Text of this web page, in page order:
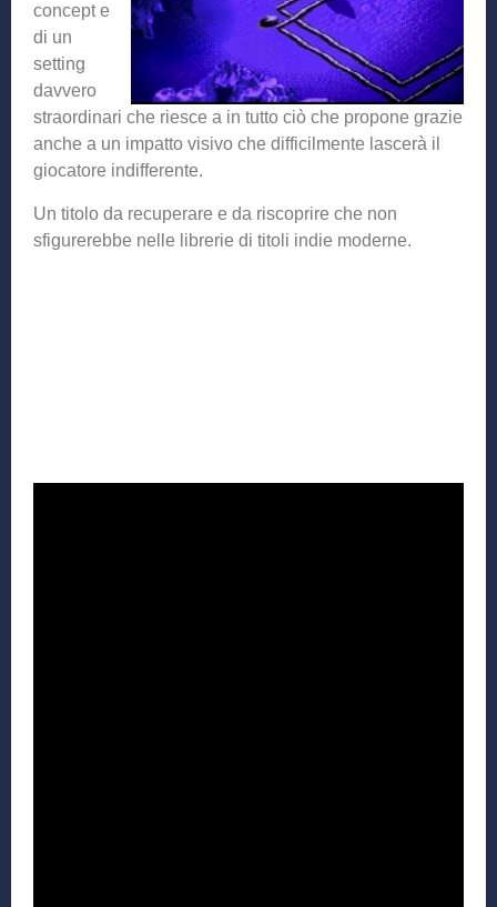
concept e
di un
setting
davvero
straordinari che riesce a in tutto ciò che propone grazie
anche a un impatto visivo che difficilmente lascerà il
giocatore indifferente.
Un titolo da recuperare e da riscoprire che non
sfigurerebbe nelle librerie di titoli indie moderne.